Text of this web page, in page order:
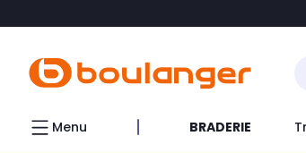
Accéder directement au chatbot
Menu BRADERIE